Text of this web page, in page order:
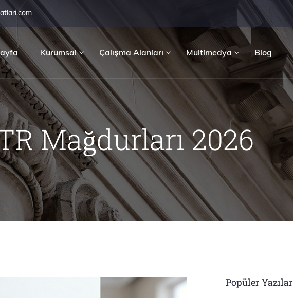
Kurumsal Çalışma Alanları Multimedya Blog
Mağdurları 2026
Popüler Yazılar